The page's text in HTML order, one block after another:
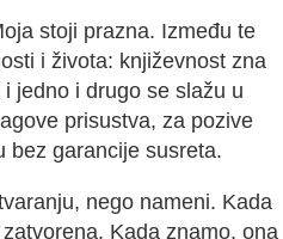
stoji prazna. Između te
i života: književnost zna
jedno i drugo se slažu u
prisustva, za pozive
bez garancije susreta.
nego nameni. Kada
Kada znamo, ona